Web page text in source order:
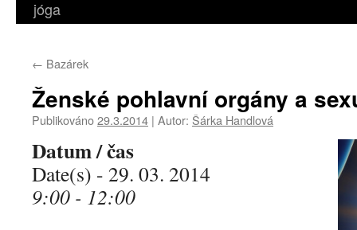
jóga
← Bazárek
Ženské pohlavní orgány a
Publikováno29.3.2014 | Autor: Šárka Handlová
Datum / čas
Date(s) - 29. 03. 2014
9:00 - 12:00